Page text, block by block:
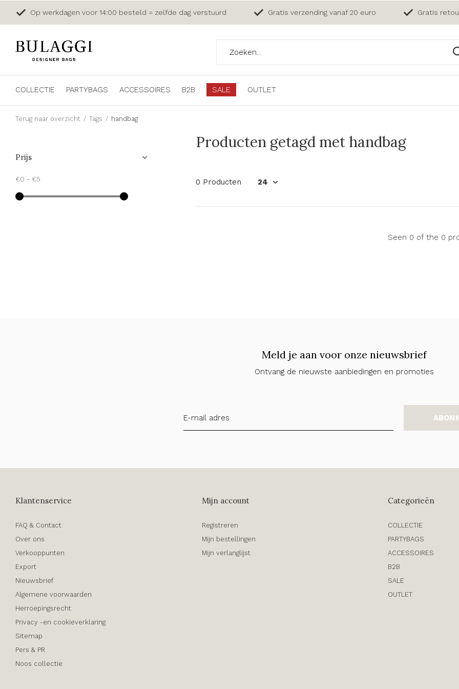
COLLECTIE PARTYBAGS ACCESSOIRES B2B SALE OUTLET
Op werkdagen voor 14:00 besteld = zelfde dag verstuurd Gratis verzending vanaf 20 euro Gratis
Terug naar overzicht Tags handbag
Producten getagd met handbag
0 Producten
Seen 0 of the 0
Prijs
€0 - €5
Meld je aan voor onze nieuwsbrief
Ontvang de nieuwste aanbiedingen en promoties
Klantenservice
FAQ & Contact
Over ons
Verkooppunten
Export
Nieuwsbrief
Algemene voorwaarden
Herroepingsrecht
Privacy -en cookieverklaring
Sitemap
Pers & PR
Noos collectie
Mijn account
Registreren
Mijn bestellingen
Mijn verlanglijst
Categorieën
COLLECTIE
PARTYBAGS
ACCESSOIRES
B2B
SALE
OUTLET